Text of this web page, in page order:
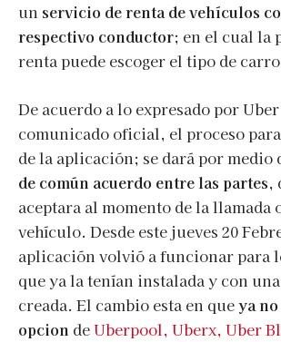
un servicio de renta de vehículos
respectivo conductor; en el cual la
renta puede escoger el tipo de
De acuerdo a lo expresado por
comunicado oficial, el proceso
de la aplicación; se dará por medio
de común acuerdo entre las partes,
aceptara al momento de la llamada
vehículo. Desde este jueves 20
aplicación volvió a funcionar para
que ya la tenían instalada y con
creada. El cambio esta en queya
opcion deUberpool, Uberx, Uber